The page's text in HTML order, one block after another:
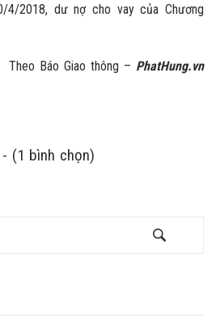
4/2018, dư nợ cho vay của Chương
Theo Báo Giao thông – PhatHung.vn
(1 bình chọn)